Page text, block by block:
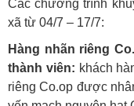
Các chương trình
xã từ 04/7 – 17/7:
Hàng nhãn riêng
thành viên: khách
riêng Co.op được